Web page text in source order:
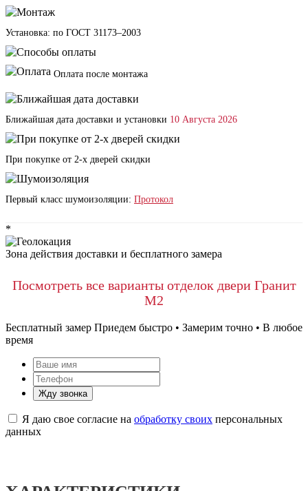
Установка: по ГОСТ 31173–2003
Оплата после монтажа
Ближайшая дата доставки и установки 10 Августа 2026
При покупке от 2-х дверей скидки
Первый класс шумоизоляции: Протокол
*
Зона действия доставки и бесплатного замера
Посмотреть все варианты отделок двери Гранит
М2
Бесплатный замер Приедем быстро • Замерим точно • В любое
время
Жду звонка
Я даю свое согласие на обработку своих персональных
данных